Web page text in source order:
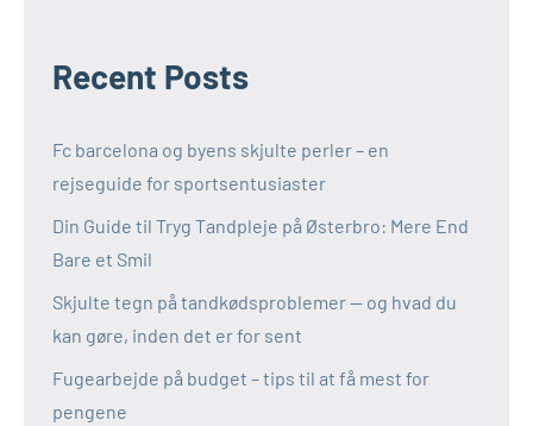
Recent Posts
Fc barcelona og byens skjulte perler – en
rejseguide for sportsentusiaster
Din Guide til Tryg Tandpleje på Østerbro: Mere End
Bare et Smil
Skjulte tegn på tandkødsproblemer — og hvad du
kan gøre, inden det er for sent
Fugearbejde på budget – tips til at få mest for
pengene